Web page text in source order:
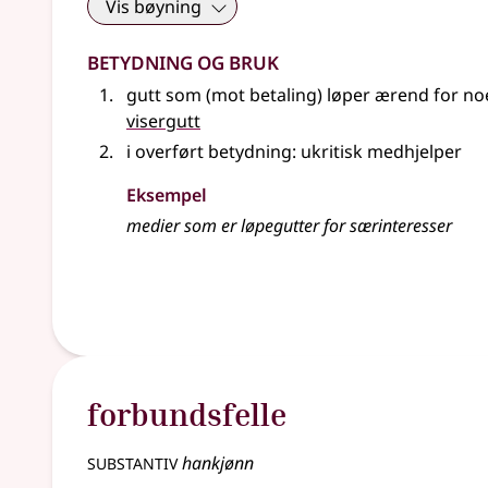
Vis bøyning
Betydning og bruk
gutt som (mot betaling) løper ærend for
visergutt
i overført betydning: ukritisk medhjelper
Eksempel
medier som er løpegutter for særinteresser
forbundsfelle
substantivhankjønn